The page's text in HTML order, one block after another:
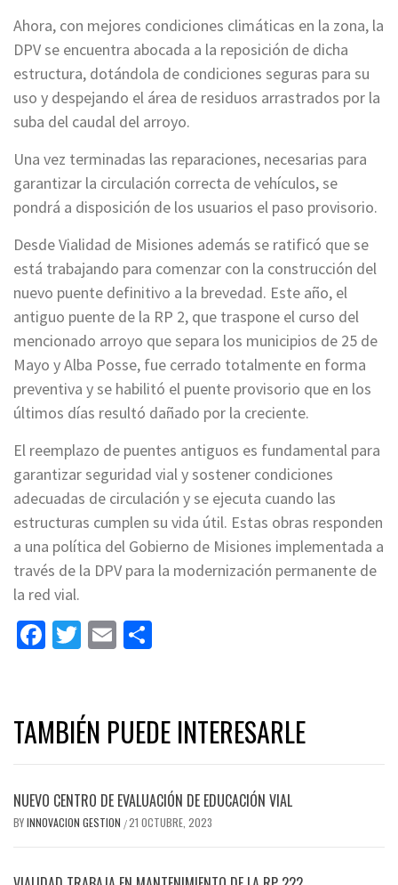
Ahora, con mejores condiciones climáticas en la zona, la
DPV se encuentra abocada a la reposición de dicha
estructura, dotándola de condiciones seguras para su
uso y despejando el área de residuos arrastrados por la
suba del caudal del arroyo.
Una vez terminadas las reparaciones, necesarias para
garantizar la circulación correcta de vehículos, se
pondrá a disposición de los usuarios el paso provisorio.
Desde Vialidad de Misiones además se ratificó que se
está trabajando para comenzar con la construcción del
nuevo puente definitivo a la brevedad. Este año, el
antiguo puente de la RP 2, que traspone el curso del
mencionado arroyo que separa los municipios de 25 de
Mayo y Alba Posse, fue cerrado totalmente en forma
preventiva y se habilitó el puente provisorio que en los
últimos días resultó dañado por la creciente.
El reemplazo de puentes antiguos es fundamental para
garantizar seguridad vial y sostener condiciones
adecuadas de circulación y se ejecuta cuando las
estructuras cumplen su vida útil. Estas obras responden
a una política del Gobierno de Misiones implementada a
través de la DPV para la modernización permanente de
la red vial.
Facebook
Twitter
Email
TAMBIÉN PUEDE INTERESARLE
NUEVO CENTRO DE EVALUACIÓN DE EDUCACIÓN VIAL
BYINNOVACION GESTION /21 OCTUBRE, 2023